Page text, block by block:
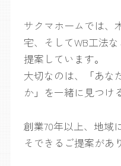
サクマホームでは、
宅、そしてWB工法
提案しています。
大切なのは、「あな
か」を一緒に見つけ
創業70年以上、地域
そできるご提案があ